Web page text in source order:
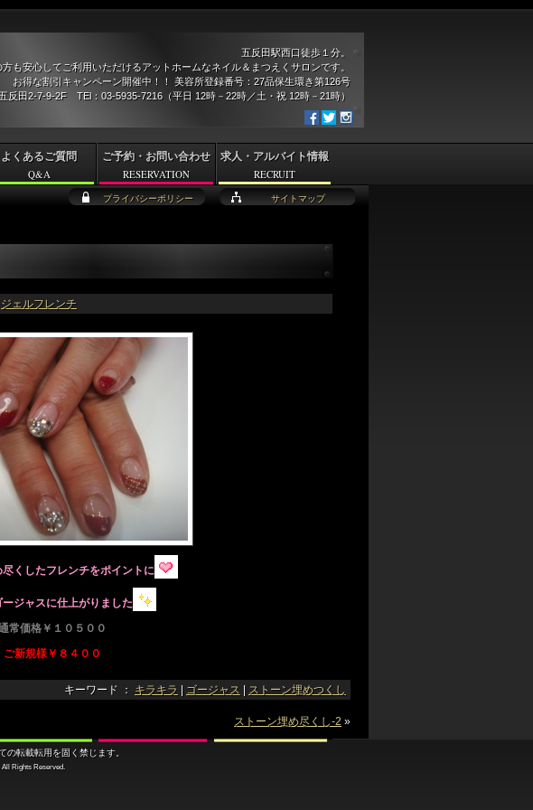
ジェルフレンチ
くしたフレンチをポイントに
ージャスに仕上がりました
常価格￥１０５００
ご新規様￥８４００
キーワード ： キラキラ | ゴージャス | ストーン埋めつくし
ストーン埋め尽くし-2 »
転載転用を固く禁じます。
Rights Reserved.
プライバシーポリシー サイトマップ
五反田駅西口徒歩１分。
も安心してご利用いただけるアットホームなネイル＆まつえくサロンです。
お得な割引キャンペーン開催中！！ 美容所登録番号：27品保生環き第126号
反田2-7-9-2F TEl：03-5935-7216（平日 12時－22時／土・祝 12時－21時）
よくあるご質問
Q&A
ご予約・お問い合わせ
RESERVATION
求人・アルバイト情報
RECRUIT